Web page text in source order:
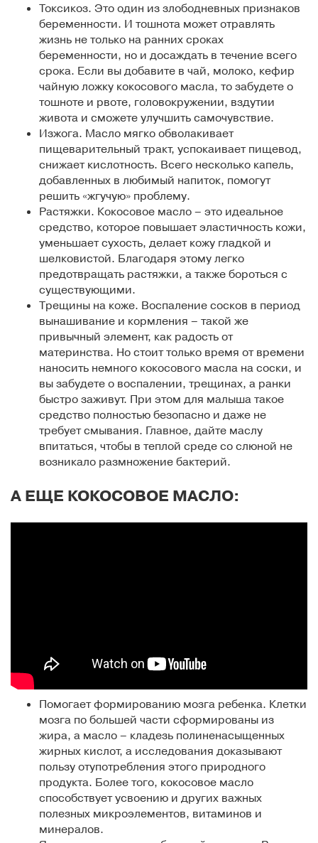
Токсикоз. Это один из злободневных признаков
беременности. И тошнота может отравлять
жизнь не только на ранних сроках
беременности, но и досаждать в течение всего
срока. Если вы добавите в чай, молоко, кефир
чайную ложку кокосового масла, то забудете о
тошноте и рвоте, головокружении, вздутии
живота и сможете улучшить самочувствие.
Изжога. Масло мягко обволакивает
пищеварительный тракт, успокаивает пищевод,
снижает кислотность. Всего несколько капель,
добавленных в любимый напиток, помогут
решить «жгучую» проблему.
Растяжки. Кокосовое масло – это идеальное
средство, которое повышает эластичность кожи,
уменьшает сухость, делает кожу гладкой и
шелковистой. Благодаря этому легко
предотвращать растяжки, а также бороться с
существующими.
Трещины на коже. Воспаление сосков в период
вынашивание и кормления – такой же
привычный элемент, как радость от
материнства. Но стоит только время от времени
наносить немного кокосового масла на соски, и
вы забудете о воспалении, трещинах, а ранки
быстро заживут. При этом для малыша такое
средство полностью безопасно и даже не
требует смывания. Главное, дайте маслу
впитаться, чтобы в теплой среде со слюной не
возникало размножение бактерий.
А ЕЩЕ КОКОСОВОЕ МАСЛО:
Помогает формированию мозга ребенка. Клетки
мозга по большей части сформированы из
жира, а масло – кладезь полиненасыщенных
жирных кислот, а исследования доказывают
пользу отупотребления этого природного
продукта. Более того, кокосовое масло
способствует усвоению и других важных
полезных микроэлементов, витаминов и
минералов.